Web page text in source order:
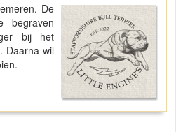
De
begraven
bij het
Daarna wil